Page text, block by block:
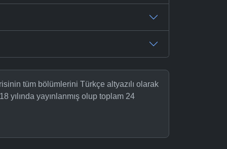
tüm bölümlerini Türkçe altyazılı olarak
yayınlanmış olup toplam 24